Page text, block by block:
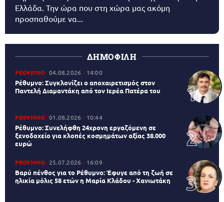
Ελλάδα. Την ώρα που στη χώρα μας ακόμη
προσπαθούμε να...
ΔΗΜΟΦΙΛΗ
ΡΕΘΥΜΝΟ 04.08.2026 14:00
Ρέθυμνο: Συγκλονίζει ο αποχαιρετισμός στον
Παντελή Διαμαντάκη από τον Ιερέα Πατέρα του
ΡΕΘΥΜΝΟ 01.08.2026 10:44
Ρέθυμνο: Συνελήφθη 24χρονη εργαζόμενη σε
ξενοδοχείο για κλοπές κοσμημάτων αξίας 38.000
ευρώ
ΡΕΘΥΜΝΟ 25.07.2026 16:09
Βαρύ πένθος για το Ρέθυμνο: Έφυγε από τη ζωή σε
ηλικία μόλις 58 ετών η Μαρία Κλάδου - Χανιωτάκη